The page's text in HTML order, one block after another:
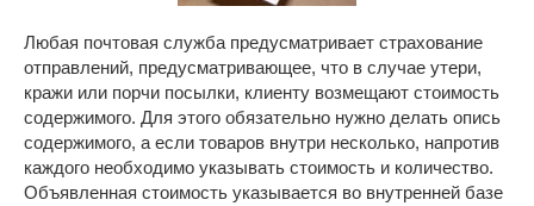
Любая почтовая служба предусматривает страхование
отправлений, предусматривающее, что в случае утери,
кражи или порчи посылки, клиенту возмещают стоимость
содержимого. Для этого обязательно нужно делать опись
содержимого, а если товаров внутри несколько, напротив
каждого необходимо указывать стоимость и количество.
Объявленная стоимость указывается во внутренней базе